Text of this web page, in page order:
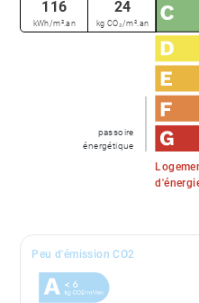
passoire
énergétique
116
kWh/m².an
24
kg CO₂/m².an
Peu d'émission CO2